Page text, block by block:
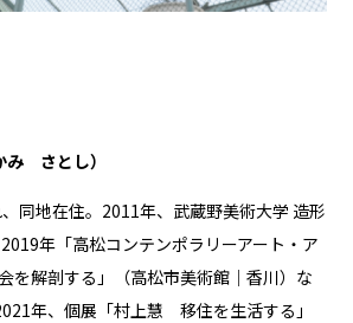
み さとし）
同地在住。2011年、武蔵野美術大学 造形
年「高松コンテンポラリーアート・ア
を解剖する」（高松市美術館｜香川）な
年、個展「村上慧 移住を生活する」